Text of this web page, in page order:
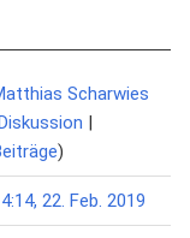
Scharwies
|
)
22. Feb. 2019